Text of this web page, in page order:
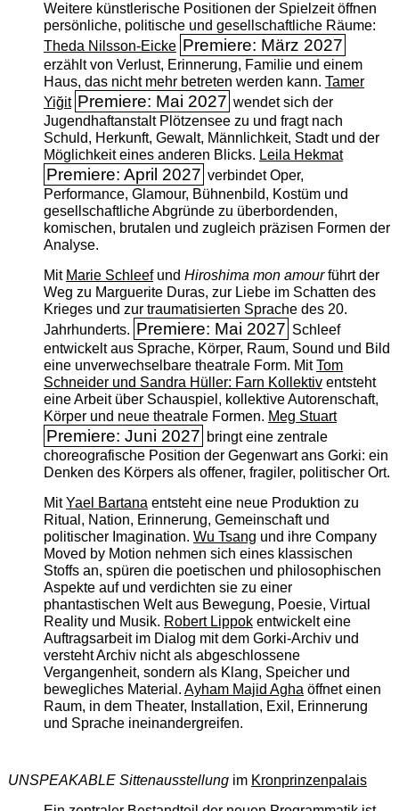
Weitere künstlerische Positionen der Spielzeit öffnen
persönliche, politische und gesellschaftliche Räume:
Theda Nilsson-Eicke Premiere: März 2027
erzählt von Verlust, Erinnerung, Familie und einem
Haus, das nicht mehr betreten werden kann. Tamer
Yiğit Premiere: Mai 2027 wendet sich der
Jugendhaftanstalt Plötzensee zu und fragt nach
Schuld, Herkunft, Gewalt, Männlichkeit, Stadt und der
Möglichkeit eines anderen Blicks. Leila Hekmat
Premiere: April 2027 verbindet Oper,
Performance, Glamour, Bühnenbild, Kostüm und
gesellschaftliche Abgründe zu überbordenden,
komischen, brutalen und zugleich präzisen Formen der
Analyse.
Mit Marie Schleefund Hiroshima mon amourführt der
Weg zu Marguerite Duras, zur Liebe im Schatten des
Krieges und zur traumatisierten Sprache des 20.
Jahrhunderts. Premiere: Mai 2027 Schleef
entwickelt aus Sprache, Körper, Raum, Sound und Bild
eine unverwechselbare theatrale Form. MitTom
Schneider und Sandra Hüller: Farn Kollektiventsteht
eine Arbeit über Schauspiel, kollektive Autorenschaft,
Körper und neue theatrale Formen. Meg Stuart
Premiere: Juni 2027 bringt eine zentrale
choreografische Position der Gegenwart ans Gorki: ein
Denken des Körpers als offener, fragiler, politischer Ort.
MitYael Bartanaentsteht eine neue Produktion zu
Ritual, Nation, Erinnerung, Gemeinschaft und
politischer Imagination. Wu Tsang und ihre Company
Moved by Motion nehmen sich eines klassischen
Stoffs an, spüren die poetischen und philosophischen
Aspekte auf und verdichten sie zu einer
phantastischen Welt aus Bewegung, Poesie, Virtual
Reality und Musik. Robert Lippokentwickelt eine
Auftragsarbeit im Dialog mit dem Gorki-Archiv und
versteht Archiv nicht als abgeschlossene
Vergangenheit, sondern als Klang, Speicher und
bewegliches Material. Ayham Majid Aghaöffnet einen
Raum, in dem Theater, Installation, Exil, Erinnerung
und Sprache ineinandergreifen.
UNSPEAKABLE Sittenausstellungim Kronprinzenpalais